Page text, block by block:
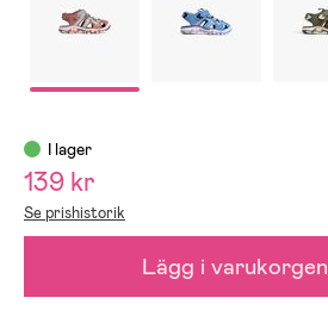
I lager
139 kr
Se prishistorik
Lägg i varukorgen